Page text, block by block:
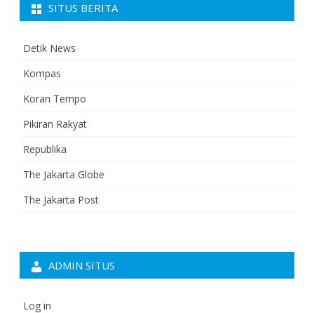
SITUS BERITA
Detik News
Kompas
Koran Tempo
Pikiran Rakyat
Republika
The Jakarta Globe
The Jakarta Post
ADMIN SITUS
Log in